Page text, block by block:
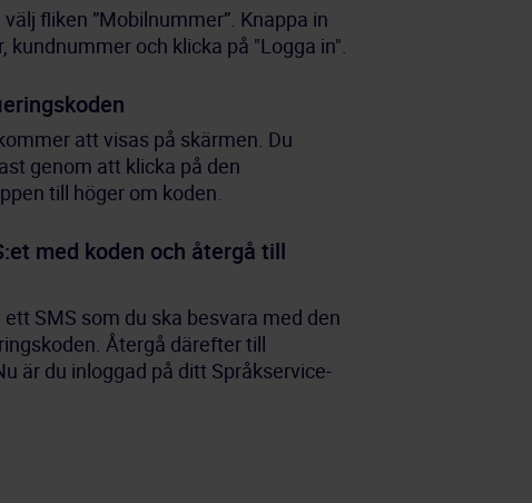
fliken ”Mobilnummer”. Knappa in
kundnummer och klicka på "Logga in".
att visas på skärmen. Du
genom att klicka på den
till höger om koden.
med koden och återgå till
SMS som du ska besvara med den
Återgå därefter till
är du inloggad på ditt Språkservice-